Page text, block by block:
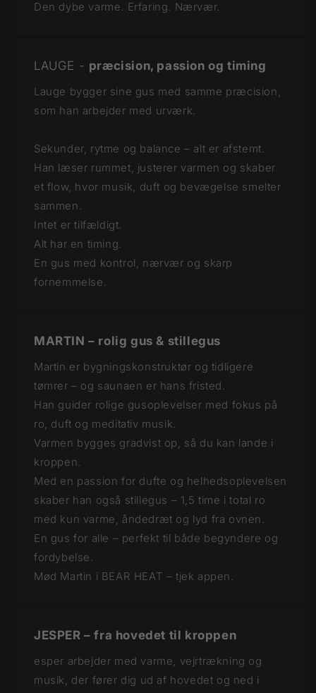
Den dybe varme. Erfaring. Nærvær.
LAUGE - præcision, passion og timing
Lauge bygger sine gus med samme præcision,
som han arbejder med urværk.
Sekunder, rytme og balance – alt er afstemt.
Han læser rummet, justerer varmen og skaber
et flow, hvor musik, duft og bevægelse smelter
sammen.
Intet er tilfældigt.
Alt har en timing.
En gus med kontrol, nærvær og skarp
fornemmelse.
MARTIN – rolig gus & stillegus
Martin er bygningskonstruktør og tidligere
tømrer – og saunaen er hans fristed.
Han guider rolige gusoplevelser med fokus på
ro, duft og meditativ musik.
Varmen bygges gradvist op, så du kan lande i
kroppen.
Med en passion for dufte og helhedsoplevelsen
skaber han også stillegus – 1,5 time i total ro
med kun varme, åndedræt og lyd fra ovnen.
En gus for alle – perfekt til både begyndere og
fordybelse.
Mød Martin i BEAR HEAT – tjek appen.
JESPER – fra hovedet til kroppen
esper arbejder med varme, vejrtrækning og
musik, der fører dig ud af hovedet og ned i